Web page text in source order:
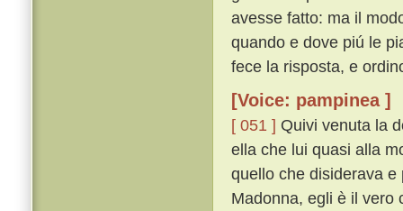
avesse fatto: ma il
quando e dove piú le
fece la risposta, e
[Voice: pampinea ]
[ 051 ] Quivi venuta la
ella che lui quasi alla
quello che disiderava
Madonna, egli è il vero